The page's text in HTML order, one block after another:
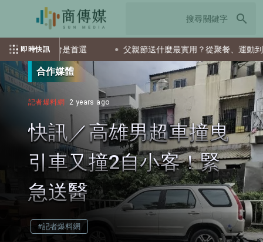
search
即時快訊
ETF會是首選 父親節送什麼最實用？從聚餐、運動到日常
合作媒體
記者爆料網 2 years ago
快訊／高雄男超車撞曳
引車又撞2自小客！緊
急送醫
#記者爆料網